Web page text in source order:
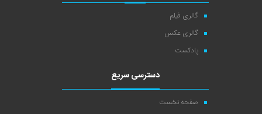
گالری فیلم
گالری عکس
پادکست
دسترسی سریع
صفحه نخست